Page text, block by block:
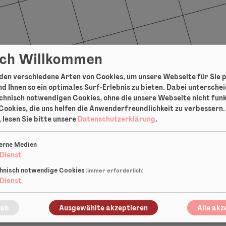
Komponist in Frankfurt a.M. Er
Zirkus und bildender Kunst und stand
der Bühne; u.A. auf Festivals wie:
Spring Festival The Hague,
Starke Stücke Festival für junges
Willkommen
verschiedene Arten von Cookies, um unsere Webseite für Sie
Ihnen so ein optimales Surf-Erlebnis zu bieten. Dabei
notwendigen Cookies, ohne die unsere Webseite nicht
die uns helfen die Anwenderfreundlichkeit zu verbessern.
Sie bitte unsere Datenschutzerklärung.
Medien
Dienst
notwendige Cookies (immer erforderlich)
Dienst
Ausgewählte akzeptieren Alle